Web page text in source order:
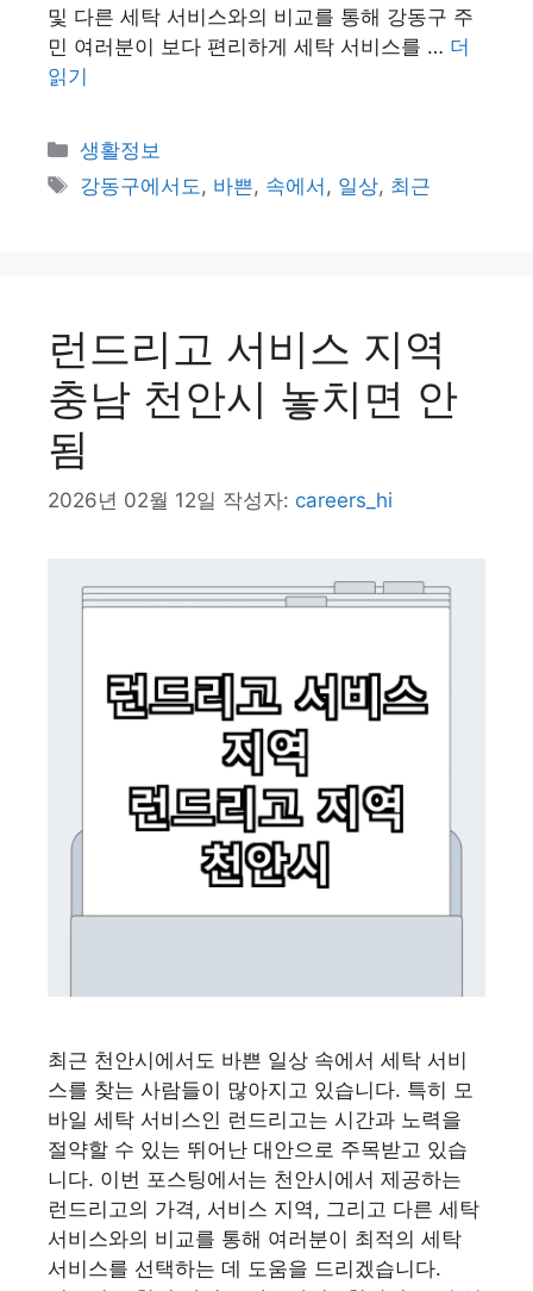
및 다른 세탁 서비스와의 비교를 통해 강동구 주
민 여러분이 보다 편리하게 세탁 서비스를 … 더
읽기
카
테
고
생활정보
태
강동구에서도 , 바쁜, 속에서 , 일상, 최근
런드리고 서비스 지역
충남 천안시 놓치면 안
됨
2026년 02월 12일 작성자: careers_hi
최근 천안시에서도 바쁜 일상 속에서 세탁 서비
스를 찾는 사람들이 많아지고 있습니다. 특히 모
바일 세탁 서비스인 런드리고는 시간과 노력을
절약할 수 있는 뛰어난 대안으로 주목받고 있습
니다. 이번 포스팅에서는 천안시에서 제공하는
런드리고의 가격, 서비스 지역, 그리고 다른 세탁
서비스와의 비교를 통해 여러분이 최적의 세탁
서비스를 선택하는 데 도움을 드리겠습니다.